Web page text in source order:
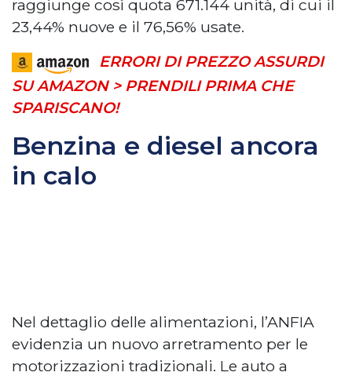
raggiunge così quota 671.144 unità, di cui il
23,44% nuove e il 76,56% usate.
ERRORI DI PREZZO ASSURDI
SU AMAZON > PRENDILI PRIMA CHE
SPARISCANO!
Benzina e diesel ancora
in calo
Nel dettaglio delle alimentazioni, l’ANFIA
evidenzia un nuovo arretramento per le
motorizzazioni tradizionali. Le auto a